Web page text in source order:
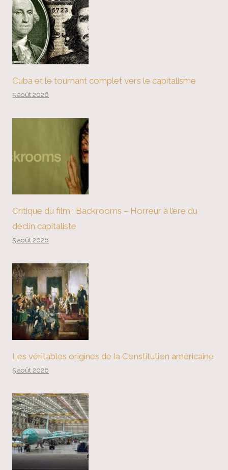
Cuba et le tournant complet vers le capitalisme
5 août 2026
Critique du film : Backrooms – Horreur à l’ère du
déclin capitaliste
5 août 2026
Les véritables origines de la Constitution américaine
5 août 2026